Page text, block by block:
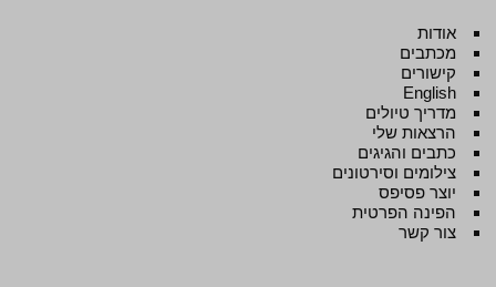
אודות
מכתבים
קישורים
English
מדריך טיולים
הרצאות שלי
כתבים והגיגים
צילומים וסירטונים
יוצר פסיפס
הפינה הפרטית
צור קשר